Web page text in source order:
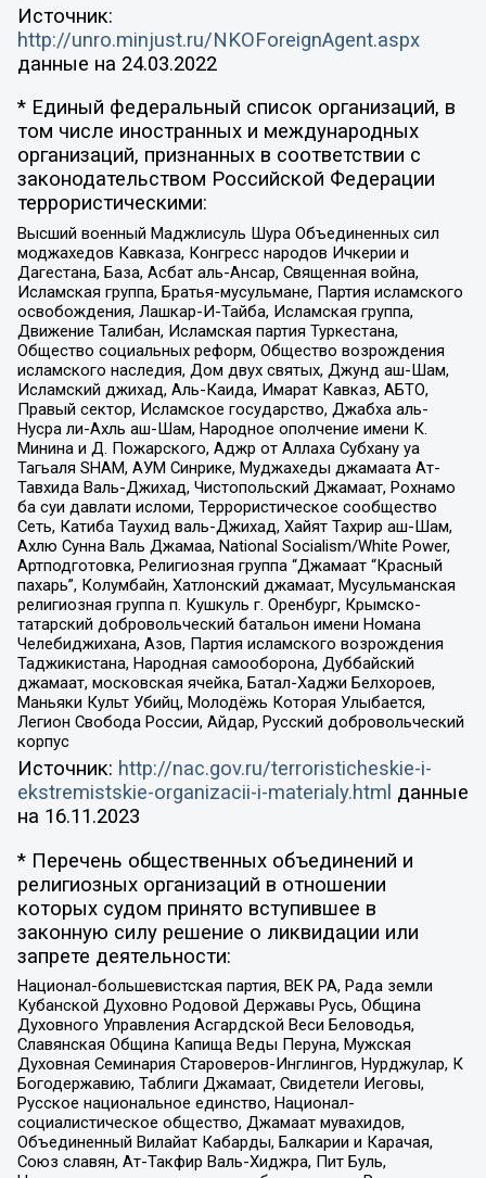
Источник:
http://unro.minjust.ru/NKOForeignAgent.aspx
данные на 24.03.2022
* Единый федеральный список организаций, в
том числе иностранных и международных
организаций, признанных в соответствии с
законодательством Российской Федерации
террористическими:
Высший военный Маджлисуль Шура Объединенных сил
моджахедов Кавказа, Конгресс народов Ичкерии и
Дагестана, База, Асбат аль-Ансар, Священная война,
Исламская группа, Братья-мусульмане, Партия исламского
освобождения, Лашкар-И-Тайба, Исламская группа,
Движение Талибан, Исламская партия Туркестана,
Общество социальных реформ, Общество возрождения
исламского наследия, Дом двух святых, Джунд аш-Шам,
Исламский джихад, Аль-Каида, Имарат Кавказ, АБТО,
Правый сектор, Исламское государство, Джабха аль-
Нусра ли-Ахль аш-Шам, Народное ополчение имени К.
Минина и Д. Пожарского, Аджр от Аллаха Субхану уа
Тагьаля SHAM, АУМ Синрике, Муджахеды джамаата Ат-
Тавхида Валь-Джихад, Чистопольский Джамаат, Рохнамо
ба суи давлати исломи, Террористическое сообщество
Сеть, Катиба Таухид валь-Джихад, Хайят Тахрир аш-Шам,
Ахлю Сунна Валь Джамаа, National Socialism/White Power,
Артподготовка, Религиозная группа “Джамаат “Красный
пахарь”, Колумбайн, Хатлонский джамаат, Мусульманская
религиозная группа п. Кушкуль г. Оренбург, Крымско-
татарский добровольческий батальон имени Номана
Челебиджихана, Азов, Партия исламского возрождения
Таджикистана, Народная самооборона, Дуббайский
джамаат, московская ячейка, Батал-Хаджи Белхороев,
Маньяки Культ Убийц, Молодёжь Которая Улыбается,
Легион Свобода России, Айдар, Русский добровольческий
корпус
Источник: http://nac.gov.ru/terroristicheskie-i-
ekstremistskie-organizacii-i-materialy.html данные
на 16.11.2023
* Перечень общественных объединений и
религиозных организаций в отношении
которых судом принято вступившее в
законную силу решение о ликвидации или
запрете деятельности:
Национал-большевистская партия, ВЕК РА, Рада земли
Кубанской Духовно Родовой Державы Русь, Община
Духовного Управления Асгардской Веси Беловодья,
Славянская Община Капища Веды Перуна, Мужская
Духовная Семинария Староверов-Инглингов, Нурджулар, К
Богодержавию, Таблиги Джамаат, Свидетели Иеговы,
Русское национальное единство, Национал-
социалистическое общество, Джамаат мувахидов,
Объединенный Вилайат Кабарды, Балкарии и Карачая,
Союз славян, Ат-Такфир Валь-Хиджра, Пит Буль,